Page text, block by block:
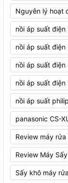
Nguyên lý hoạt
nồi áp suất
nồi áp suất điện
nồi áp suất
nồi áp suất
nồi áp suất
panasonic CS-
Review máy
Review Máy
Sấy khô máy